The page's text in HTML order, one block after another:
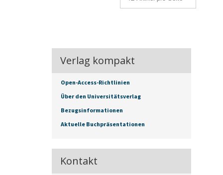
Verlag kompakt
Open-Access-Richtlinien
Über den Universitätsverlag
Bezugsinformationen
Aktuelle Buchpräsentationen
Kontakt